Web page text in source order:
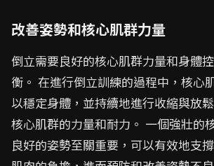
改善姿勢和核心肌群力量
倒立需要良好的核心肌群力量和身體
衡。 在進行倒立訓練的過程中，核心
以穩定身體，並持續地進行收縮與放
核心肌群的力量和耐力。 一個強壯的
良好的姿勢至關重要，可以有效地支